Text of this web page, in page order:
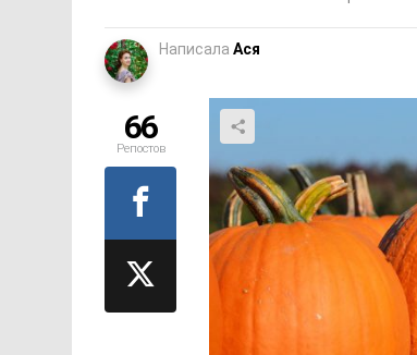
Написала Ася
66
Репостов